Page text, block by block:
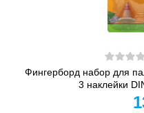
Фингерборд набор для
3 наклейки